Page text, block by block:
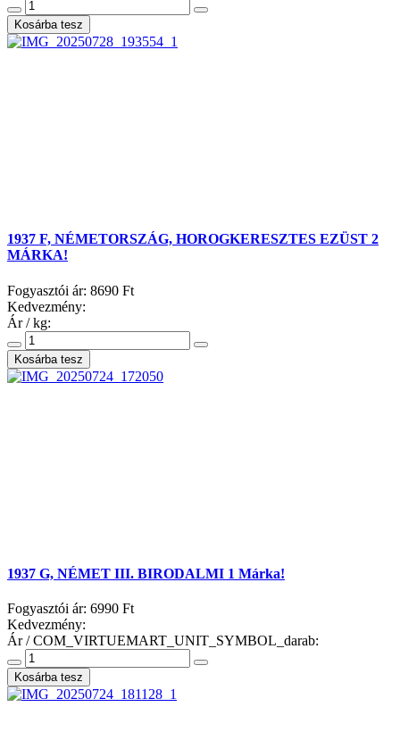
1937 F, NÉMETORSZÁG, HOROGKERESZTES EZÜST 2
MÁRKA!
Fogyasztói ár: 8690 Ft
Kedvezmény:
Ár / kg:
1937 G, NÉMET III. BIRODALMI 1 Márka!
Fogyasztói ár: 6990 Ft
Kedvezmény:
Ár / COM_VIRTUEMART_UNIT_SYMBOL_darab: